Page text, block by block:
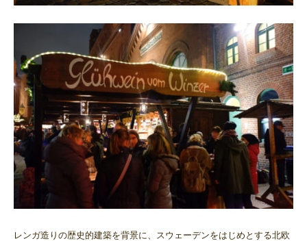
レンガ造りの歴史的建築を背景に、スウェーデンをはじめとする北欧